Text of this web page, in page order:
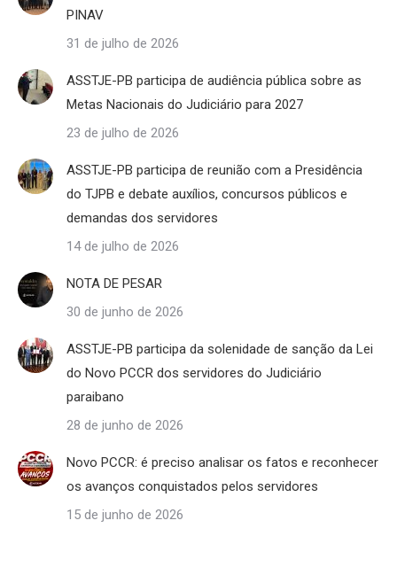
PINAV
31 de julho de 2026
ASSTJE-PB participa de audiência pública sobre as
Metas Nacionais do Judiciário para 2027
23 de julho de 2026
ASSTJE-PB participa de reunião com a Presidência
do TJPB e debate auxílios, concursos públicos e
demandas dos servidores
14 de julho de 2026
NOTA DE PESAR
30 de junho de 2026
ASSTJE-PB participa da solenidade de sanção da Lei
do Novo PCCR dos servidores do Judiciário
paraibano
28 de junho de 2026
Novo PCCR: é preciso analisar os fatos e reconhecer
os avanços conquistados pelos servidores
15 de junho de 2026